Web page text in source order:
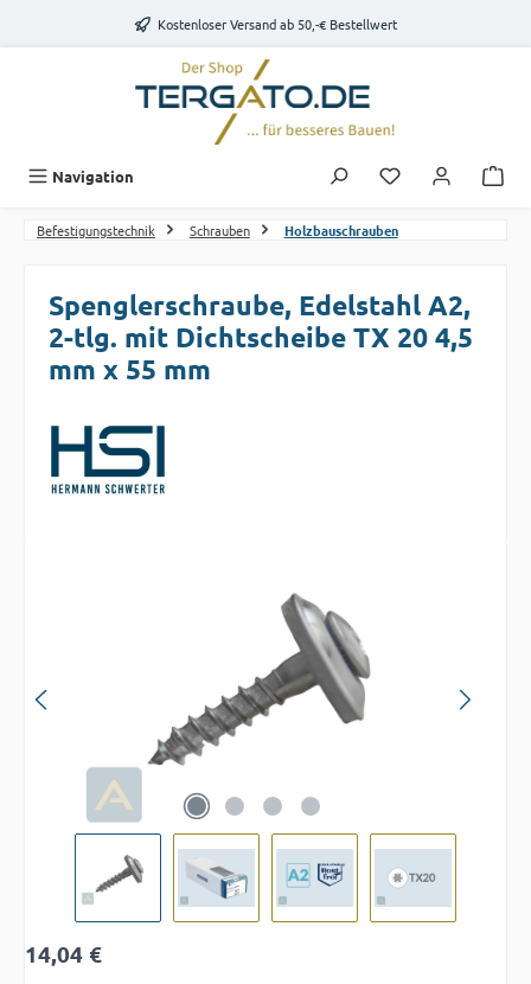
Zum Hauptinhalt springenKostenloser Versand ab 50,-€ Bestellwert
Navigation Du hast 0
Befestigungstechnik Schrauben Holzbauschrauben
Spenglerschraube, Edelstahl A2,
2-tlg. mit Dichtscheibe TX 20 4,5
mm x 55 mm
Regulärer Preis:
14,04 €